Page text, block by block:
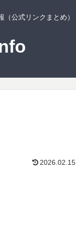
公式リンクまとめ）
2026.02.15